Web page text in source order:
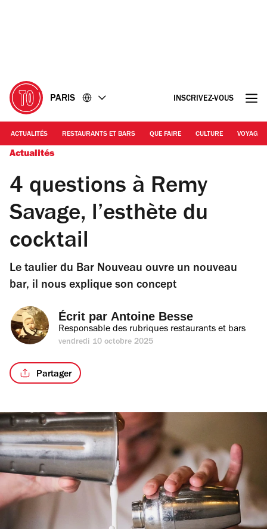
PARIS INSCRIVEZ-VOUS
ACTUALITÉS RESTAURANTS ET BARS QUE FAIRE CULTURE VOYAGE
Actualités
4 questions à Remy
Savage, l’esthète du
cocktail
Le taulier du Bar Nouveau ouvre un nouveau
bar, il nous explique son concept
Écrit par Antoine Besse
Responsable des rubriques restaurants et bars
vendredi 10 octobre 2025
Partager